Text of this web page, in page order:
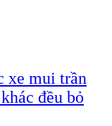
xe mui trần
đều bỏ